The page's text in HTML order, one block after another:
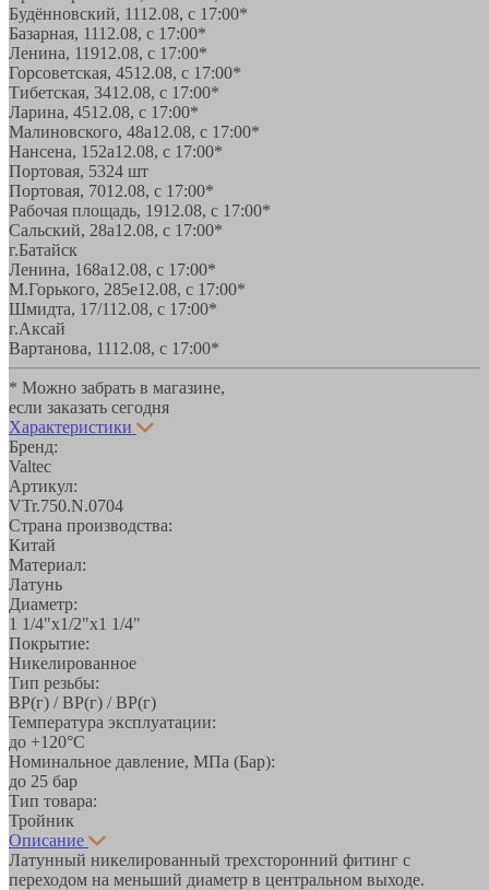
Будённовский, 1112.08, с 17:00*
Базарная, 1112.08, с 17:00*
Ленина, 11912.08, с 17:00*
Горсоветская, 4512.08, с 17:00*
Тибетская, 3412.08, с 17:00*
Ларина, 4512.08, с 17:00*
Малиновского, 48а12.08, с 17:00*
Нансена, 152а12.08, с 17:00*
Портовая, 5324 шт
Портовая, 7012.08, с 17:00*
Рабочая площадь, 1912.08, с 17:00*
Сальский, 28a12.08, с 17:00*
г.Батайск
Ленина, 168а12.08, с 17:00*
М.Горького, 285е12.08, с 17:00*
Шмидта, 17/112.08, с 17:00*
г.Аксай
Вартанова, 1112.08, с 17:00*
* Можно забрать в магазине,
если заказать сегодня
Характеристики
Бренд:
Valtec
Артикул:
VTr.750.N.0704
Страна производства:
Китай
Материал:
Латунь
Диаметр:
1 1/4"х1/2"х1 1/4"
Покрытие:
Никелированное
Тип резьбы:
ВР(г) / ВР(г) / ВР(г)
Температура эксплуатации:
до +120°С
Номинальное давление, МПа (Бар):
до 25 бар
Тип товара:
Тройник
Описание
Латунный никелированный трехсторонний фитинг с
переходом на меньший диаметр в центральном выходе.